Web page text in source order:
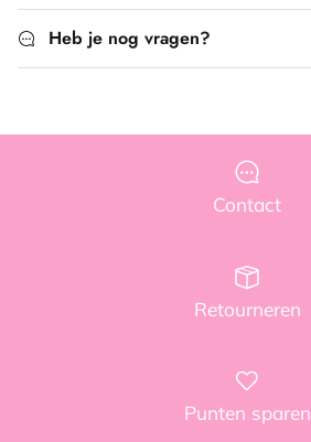
Heb je nog vragen?
Contact
Retourneren
Punten sparen